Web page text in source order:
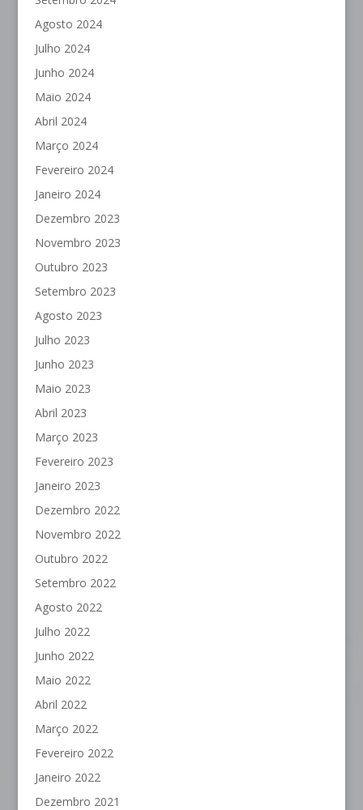
Agosto 2024
Julho 2024
Junho 2024
Maio 2024
Abril 2024
Março 2024
Fevereiro 2024
Janeiro 2024
Dezembro 2023
Novembro 2023
Outubro 2023
Setembro 2023
Agosto 2023
Julho 2023
Junho 2023
Maio 2023
Abril 2023
Março 2023
Fevereiro 2023
Janeiro 2023
Dezembro 2022
Novembro 2022
Outubro 2022
Setembro 2022
Agosto 2022
Julho 2022
Junho 2022
Maio 2022
Abril 2022
Março 2022
Fevereiro 2022
Janeiro 2022
Dezembro 2021